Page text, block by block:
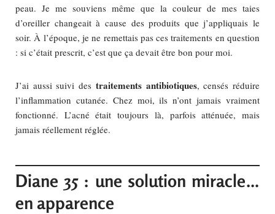
peau. Je me souviens même que la couleur de mes taies
d’oreiller changeait à cause des produits que j’appliquais le
soir. À l’époque, je ne remettais pas ces traitements en question
: si c’était prescrit, c’est que ça devait être bon pour moi.
J’ai aussi suivi des traitements antibiotiques, censés réduire
l’inflammation cutanée. Chez moi, ils n’ont jamais vraiment
fonctionné. L’acné était toujours là, parfois atténuée, mais
jamais réellement réglée.
Diane 35 : une solution miracle…
en apparence